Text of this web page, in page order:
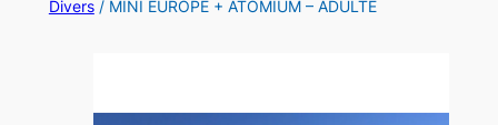
Divers/ MINI EUROPE + ATOMIUM – ADULTE